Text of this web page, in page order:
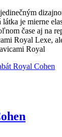
je mierne
čase aj na
Royal Lexe,
Royal